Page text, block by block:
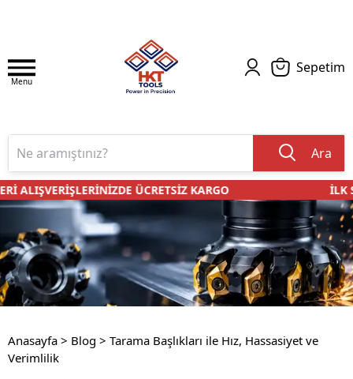
Menu
Sepetim
Ara
ALIŞVERİŞLERİNİZDE ÜCRETSİZ KARGO İLK
Anasayfa > Blog > Tarama Başlıkları ile Hız, Hassasiyet ve
Verimlilik